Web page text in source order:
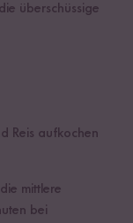
überschüssige
Reis aufkochen
mittlere
bei